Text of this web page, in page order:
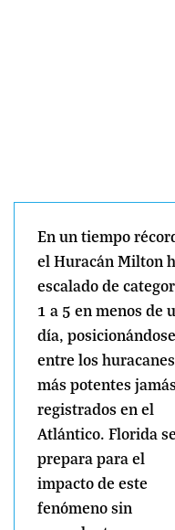
En un tiempo
el Huracán Milton
escalado de
1 a 5 en menos de
día, posicionándose
entre los huracanes
más potentes jamás
registrados en el
Atlántico. Florida se
prepara para el
impacto de este
fenómeno sin